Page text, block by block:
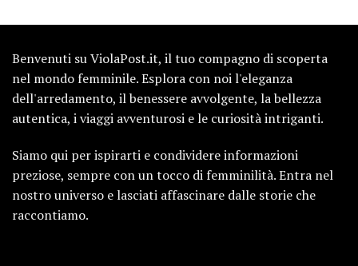
Benvenuti su ViolaPost.it, il tuo compagno di scoperta
nel mondo femminile. Esplora con noi l'eleganza
dell'arredamento, il benessere avvolgente, la bellezza
autentica, i viaggi avventurosi e le curiosità intriganti.
Siamo qui per ispirarti e condividere informazioni
preziose, sempre con un tocco di femminilità. Entra nel
nostro universo e lasciati affascinare dalle storie che
raccontiamo.